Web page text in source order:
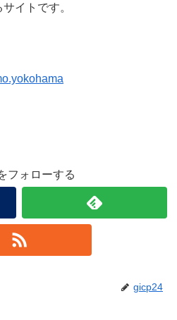
イトです。
フォローする
gicp24